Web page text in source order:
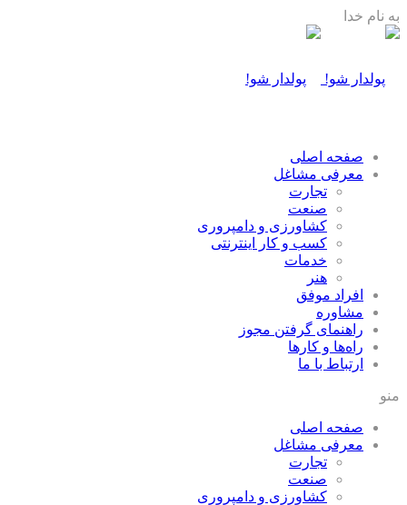
به نام خدا
صفحه اصلی
معرفی مشاغل
تجارت
صنعت
كشاورزی و دامپروری
كسب و كار اينترنتی
خدمات
هنر
افراد موفق
مشاوره
راهنمای گرفتن مجوز
راه‌ها و كارها
ارتباط با ما
منو
صفحه اصلی
معرفی مشاغل
تجارت
صنعت
كشاورزی و دامپروری